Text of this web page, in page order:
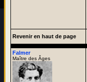
Revenir en haut de page
Falmer
Maître des Âges